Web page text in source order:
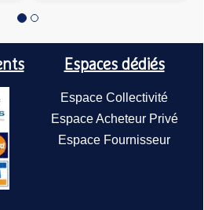
Espaces dédiés
Espace Collectivité
Espace Acheteur Privé
Espace Fournisseur